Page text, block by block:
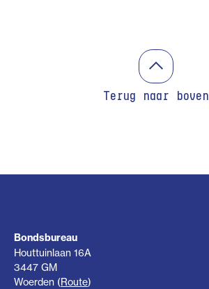
Terug naar boven
Bondsbureau
Houttuinlaan 16A
3447 GM
Woerden (Route)